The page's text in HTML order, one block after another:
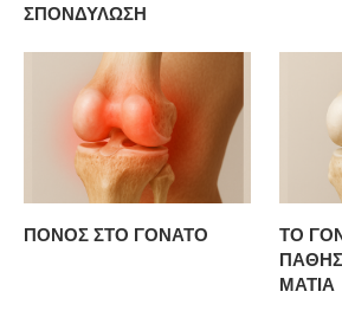
ΣΠΟΝΔΥΛΩΣΗ
ΠΟΝΟΣ ΣΤΟ ΓΟΝΑΤΟ
ΤΟ
ΜΑΤΙΑ